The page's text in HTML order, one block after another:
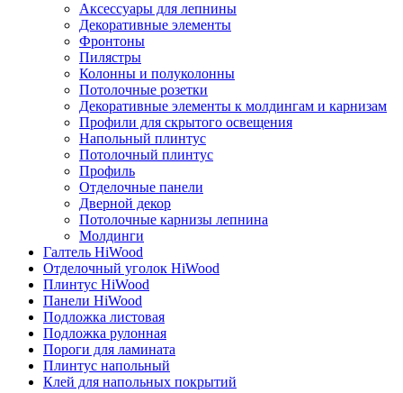
Аксессуары для лепнины
Декоративные элементы
Фронтоны
Пилястры
Колонны и полуколонны
Потолочные розетки
Декоративные элементы к молдингам и карнизам
Профили для скрытого освещения
Напольный плинтус
Потолочный плинтус
Профиль
Отделочные панели
Дверной декор
Потолочные карнизы лепнина
Молдинги
Галтель HiWood
Отделочный уголок HiWood
Плинтус HiWood
Панели HiWood
Подложка листовая
Подложка рулонная
Пороги для ламината
Плинтус напольный
Клей для напольных покрытий